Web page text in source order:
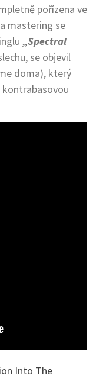
pořízena ve
mastering se
„Spectral
se objevil
doma), který
kontrabasovou
Into The